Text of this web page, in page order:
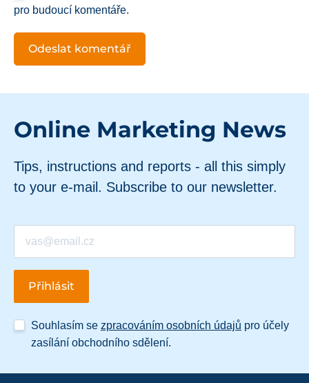
pro budoucí komentáře.
Online Marketing News
Tips, instructions and reports - all this simply
to your e-mail. Subscribe to our newsletter.
Souhlasím se zpracováním osobních údajů pro účely
zasílání obchodního sdělení.